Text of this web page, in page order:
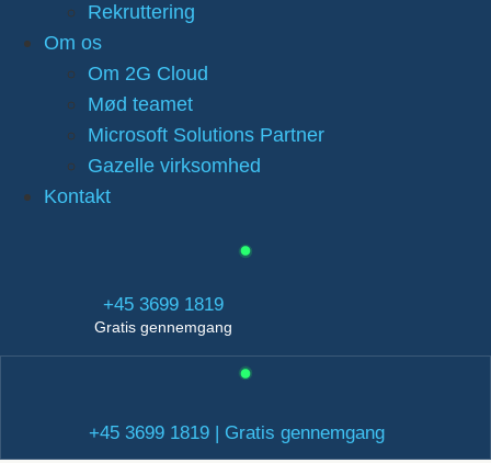
Rekruttering
Om os
Om 2G Cloud
Mød teamet
Microsoft Solutions Partner
Gazelle virksomhed
Kontakt
+45 3699 1819
Gratis gennemgang
+45 3699 1819 | Gratis gennemgang